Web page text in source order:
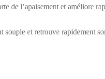
de l’apaisement et améliore
souple et retrouve rapidement